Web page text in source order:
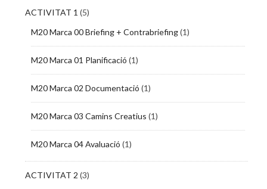
ACTIVITAT 1 (5)
M20 Marca 00 Briefing + Contrabriefing(1)
M20 Marca 01 Planificació (1)
M20 Marca 02 Documentació (1)
M20 Marca 03 Camins Creatius (1)
M20 Marca 04 Avaluació (1)
ACTIVITAT 2 (3)